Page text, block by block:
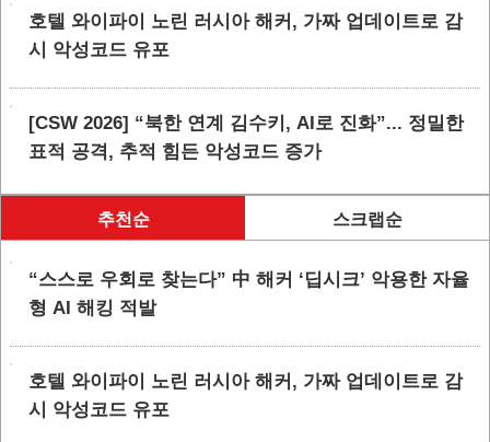
호텔 와이파이 노린 러시아 해커, 가짜 업데이트로 감
시 악성코드 유포
[CSW 2026] “북한 연계 김수키, AI로 진화”... 정밀한
표적 공격, 추적 힘든 악성코드 증가
추천순 스크랩순
“스스로 우회로 찾는다” 中 해커 ‘딥시크’ 악용한 자율
형 AI 해킹 적발
호텔 와이파이 노린 러시아 해커, 가짜 업데이트로 감
시 악성코드 유포